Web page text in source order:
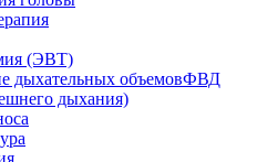
(ЭВТ)
дыхательных объемовФВД
дыхания)